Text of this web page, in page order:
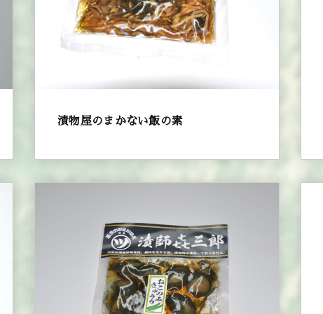
漬物屋のまかない飯の素